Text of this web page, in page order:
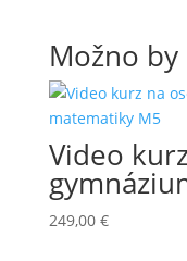
Možno
Video
249,00 €